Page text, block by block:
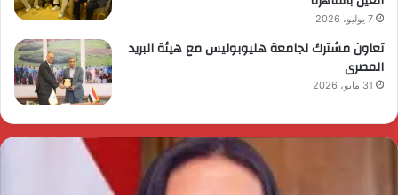
7 يوليو، 2026
تعاون مشترك لجامعة هليوبوليس مع هيئة البريد
المصرى
31 مايو، 2026
رئيس